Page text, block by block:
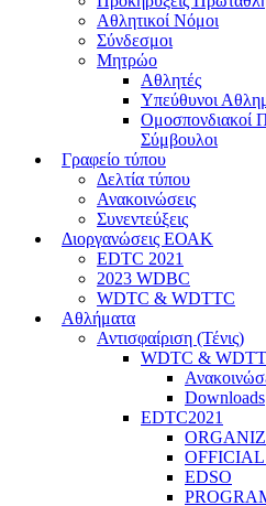
Αθλητικοί Νόμοι
Σύνδεσμοι
Μητρώο
Αθλητές
Υπεύθυνοι
Ομοσπονδιακοί
Σύμβουλοι
Γραφείο τύπου
Δελτία τύπου
Ανακοινώσεις
Συνεντεύξεις
Διοργανώσεις ΕΟΑΚ
EDTC 2021
2023 WDBC
WDTC & WDTTC
Αθλήματα
Αντισφαίριση (Τένις)
WDTC &
Downloads
EDTC2021
EDSO